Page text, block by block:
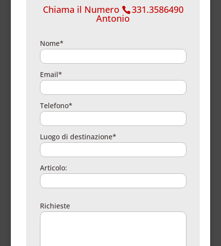
Chiama il Numero 331.3586490
Antonio
Nome*
Email*
Telefono*
Luogo di destinazione*
Articolo:
Richieste